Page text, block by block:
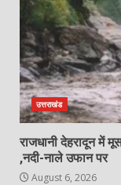
उत्तराखंड
राजधानी देहरादून में
,नदी-नाले उफान पर
August 6, 2026